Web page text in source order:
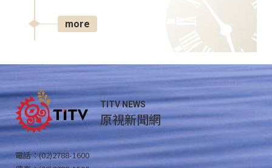
more
TITV NEWS
原視新聞網
電話：(02)2788-1600